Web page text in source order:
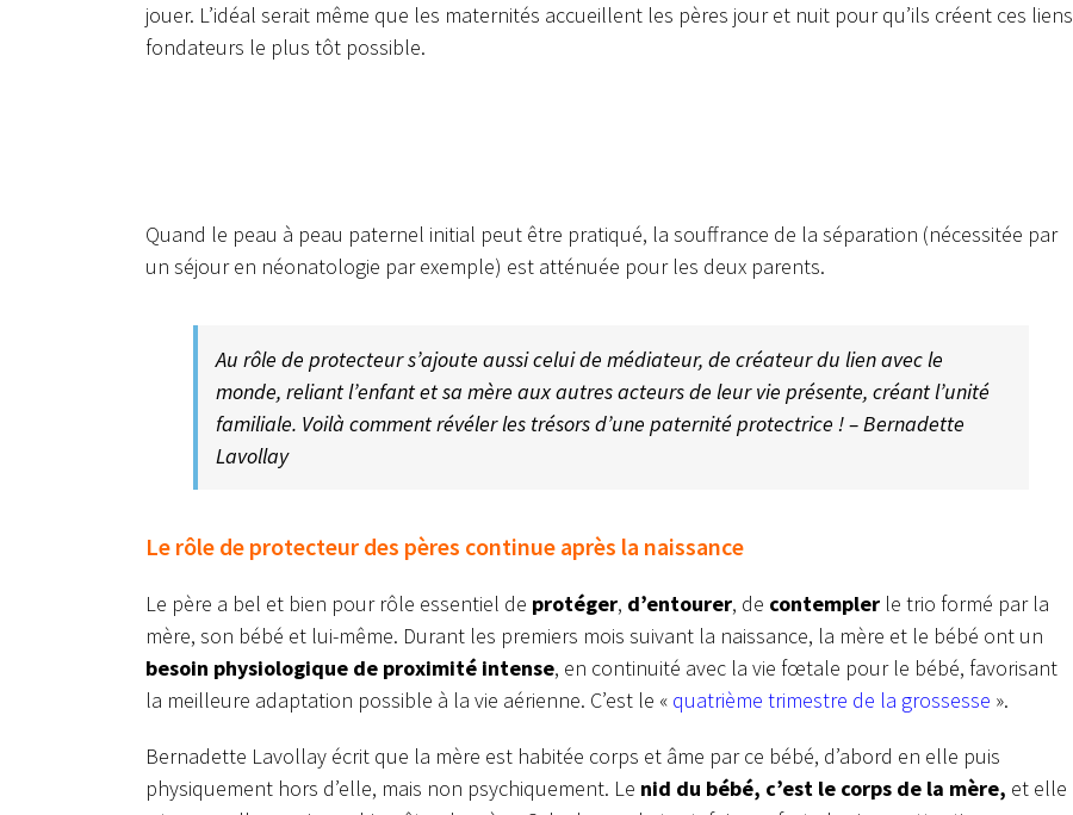
jouer. L’idéal serait même que les maternités accueillent les pères jour et nuit pour qu’ils créent ces liens
fondateurs le plus tôt possible.
Quand le peau à peau paternel initial peut être pratiqué, la souffrance de la séparation (nécessitée par
un séjour en néonatologie par exemple) est atténuée pour les deux parents.
Au rôle de protecteur s’ajoute aussi celui de médiateur, de créateur du lien avec le
monde, reliant l’enfant et sa mère aux autres acteurs de leur vie présente, créant l’unité
familiale. Voilà comment révéler les trésors d’une paternité protectrice ! – Bernadette
Lavollay
Le rôle de protecteur des pères continue après la naissance
Le père a bel et bien pour rôle essentiel de protéger, d’entourer, de contempler le trio formé par la
mère, son bébé et lui-même. Durant les premiers mois suivant la naissance, la mère et le bébé ont un
besoin physiologique de proximité intense, en continuité avec la vie fœtale pour le bébé, favorisant
la meilleure adaptation possible à la vie aérienne. C’est le « quatrième trimestre de la grossesse ».
Bernadette Lavollay écrit que la mère est habitée corps et âme par ce bébé, d’abord en elle puis
physiquement hors d’elle, mais non psychiquement. Le nid du bébé, c’est le corps de la mère, et elle